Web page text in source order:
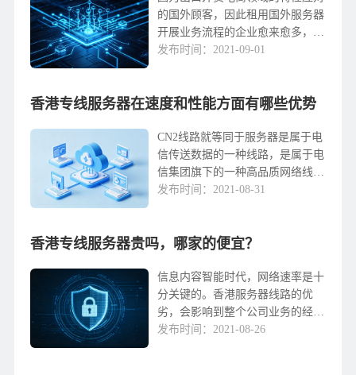
的国外顾客，因此租用国外服务器
开展业务流程的企业愈来愈多，因
为如今朝向欧美国家市场的跨境电
饱和状态，因而租用香...
发布时间：2021-09-01
香港专线服务器在速度和性能方面有哪些优势
CN2线路就等同于服务器是属于电
信传送数据的一种线路，是属于电
信集团旗下的一种高品质网络线
路。现阶段有着CN2线路的香港服
器在效率和性能方...
发布时间：2021-08-31
香港专线服务器贵吗，哪家的便宜？
信息内容智能时代，网络速率是十
分关键的。香港服务器线路的优
劣，会影响到整个公司业务的经营
发展趋势。什么样的香港服务器速
发布时间：2021-08-26